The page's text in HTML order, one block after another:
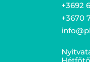
+3692
+3670